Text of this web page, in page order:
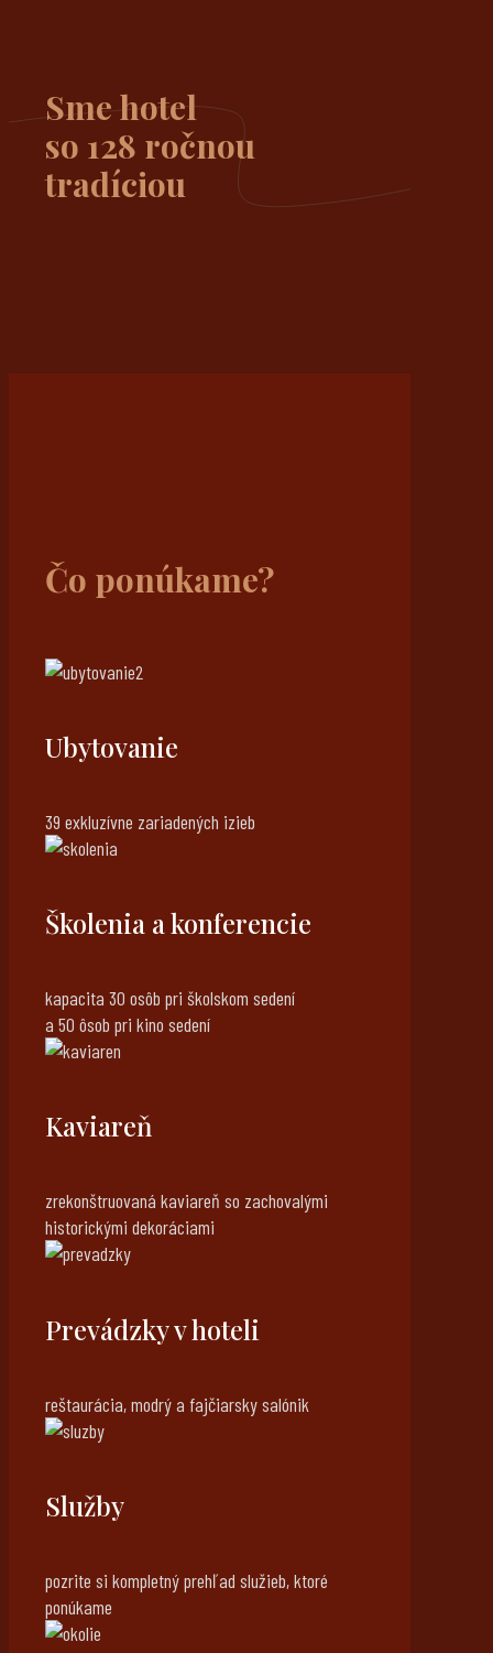
Sme hotel
so 128 ročnou
tradíciou
Čo ponúkame?
Ubytovanie
39 exkluzívne zariadených izieb
Školenia a konferencie
kapacita 30 osôb pri školskom sedení
a 50 ôsob pri kino sedení
Kaviareň
zrekonštruovaná kaviareň so zachovalými
historickými dekoráciami
Prevádzky v hoteli
reštaurácia, modrý a fajčiarsky salónik
Služby
pozrite si kompletný prehľad služieb, ktoré
ponúkame